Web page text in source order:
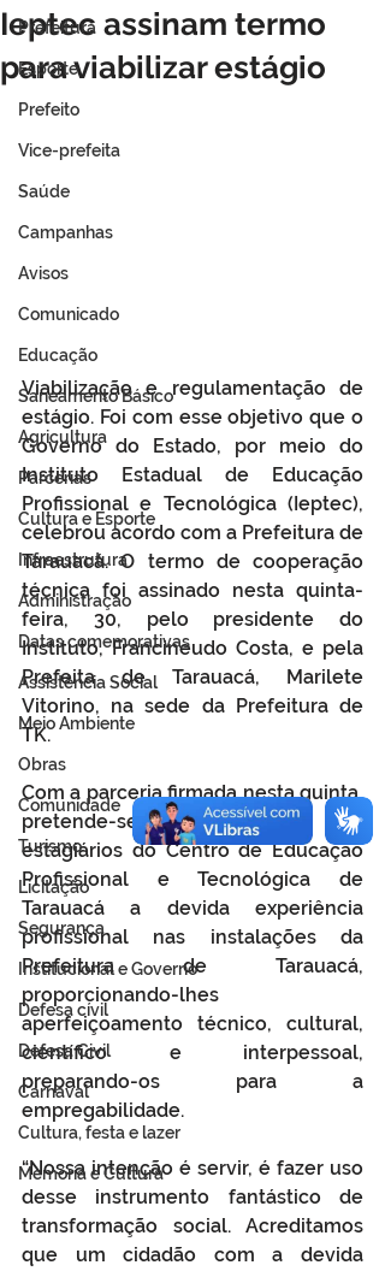
Prefeitura
Esporte
Prefeito
Vice-prefeita
Saúde
Campanhas
Avisos
Comunicado
Educação
Saneamento Básico
Agricultura
Parcerias
Cultura e Esporte
Infraestrutura
Administração
Datas comemorativas
Assistência Social
Meio Ambiente
Obras
Comunidade
Turismo
Licitação
Segurança
Institucional e Governo
Defesa cívil
Defesa Civil
Carnaval
Cultura, festa e lazer
Memória e Cultura
Ieptec assinam termo
para viabilizar estágio
Viabilização e regulamentação de
estágio. Foi com esse objetivo que o
Governo do Estado, por meio do
Instituto Estadual de Educação
Profissional e Tecnológica (Ieptec),
celebrou acordo com a Prefeitura de
Tarauacá. O termo de cooperação
técnica foi assinado nesta quinta-
feira, 30, pelo presidente do
Instituto, Francineudo Costa, e pela
Prefeita de Tarauacá, Marilete
Vitorino, na sede da Prefeitura de
TK.
Com a parceria firmada nesta quinta,
pretende-se possibilitar aos
estagiários do Centro de Educação
Profissional e Tecnológica de
Tarauacá a devida experiência
profissional nas instalações da
Prefeitura de Tarauacá,
proporcionando-lhes
aperfeiçoamento técnico, cultural,
científico e interpessoal,
preparando-os para a
empregabilidade.
“Nossa intenção é servir, é fazer uso
desse instrumento fantástico de
transformação social. Acreditamos
que um cidadão com a devida